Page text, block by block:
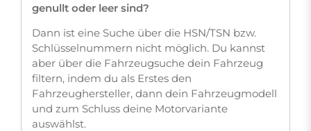
genullt oder leer sind?
Dann ist eine Suche über die HSN/TSN bzw.
Schlüsselnummern nicht möglich. Du kannst
aber über die Fahrzeugsuche dein Fahrzeug
filtern, indem du als Erstes den
Fahrzeughersteller, dann dein Fahrzeugmodell
und zum Schluss deine Motorvariante
auswählst.